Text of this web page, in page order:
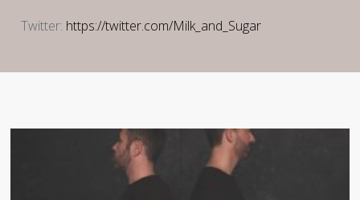
Twitter: https://twitter.com/Milk_and_Sugar